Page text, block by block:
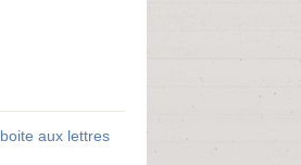
boite aux lettres